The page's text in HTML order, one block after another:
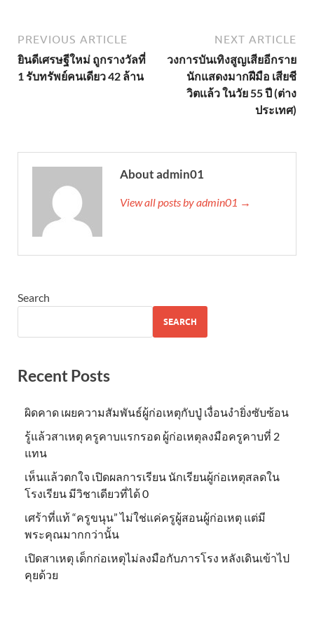
PREVIOUS ARTICLE
ยินดีเศรษฐีใหม่ ถูกรางวัลที่
1 รับทรัพย์คนเดียว 42 ล้าน
NEXT ARTICLE
วงการบันเทิงสูญเสียอีกราย
นักแสดงมากฝีมือ เสียชี
วิตเเล้ว ในวัย 55 ปี (ต่าง
ประเทศ)
About admin01
View all posts by admin01 →
Search
SEARCH
Recent Posts
ผิดคาด เผยความสัมพันธ์ผู้ก่อเหตุกับปู่ เงื่อนงำยิ่งซับซ้อน
รู้แล้วสาเหตุ ครูคาบแรกรอด ผู้ก่อเหตุลงมือครูคาบที่ 2
แทน
เห็นแล้วตกใจ เปิดผลการเรียน นักเรียนผู้ก่อเหตุสลดใน
โรงเรียน มีวิชาเดียวที่ได้ 0
เศร้าที่แท้ “ครูขนุน” ไม่ใช่แค่ครูผู้สอนผู้ก่อเหตุ แต่มี
พระคุณมากกว่านั้น
เปิดสาเหตุ เด็กก่อเหตุไม่ลงมือกับภารโรง หลังเดินเข้าไป
คุยด้วย